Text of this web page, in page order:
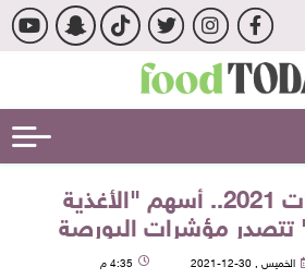
في أخر جلسات 2021.. أسهم "الأغذية
تتصدر مؤشرات البورصة
الخميس , 30-12-2021 4:35 م